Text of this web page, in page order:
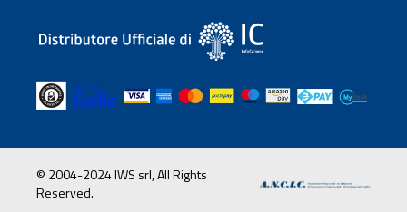
© 2004-2024 IWS srl, All Rights
Reserved.